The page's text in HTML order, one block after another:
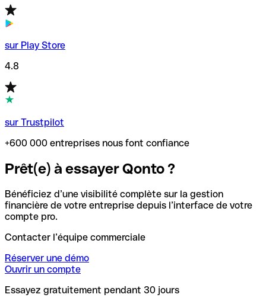
sur Play Store
4.8
sur Trustpilot
+600 000 entreprises nous font confiance
Prêt(e) à essayer Qonto ?
Bénéficiez d’une visibilité complète sur la gestion
financière de votre entreprise depuis l’interface de votre
compte pro.
Contacter l’équipe commerciale
Réserver une démo
Ouvrir un compte
Essayez gratuitement pendant 30 jours